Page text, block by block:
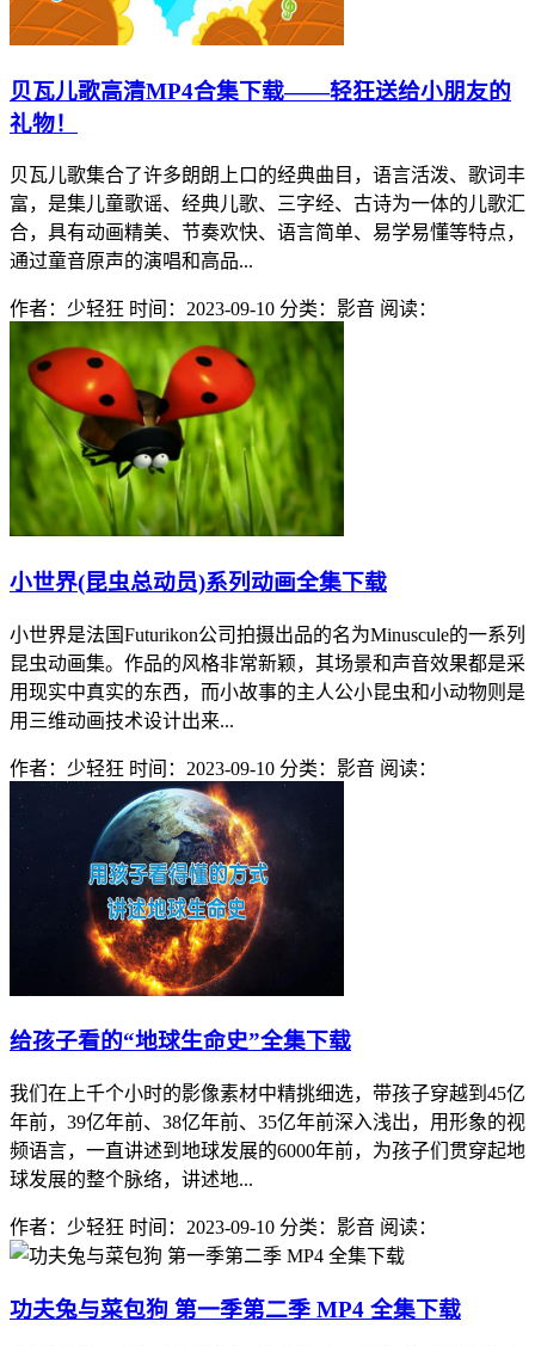
贝瓦儿歌高清MP4合集下载——轻狂送给小朋友的
礼物！
贝瓦儿歌集合了许多朗朗上口的经典曲目，语言活泼、歌词丰
富，是集儿童歌谣、经典儿歌、三字经、古诗为一体的儿歌汇
合，具有动画精美、节奏欢快、语言简单、易学易懂等特点，
通过童音原声的演唱和高品...
作者：少轻狂 时间：2023-09-10 分类：影音 阅读：
小世界(昆虫总动员)系列动画全集下载
小世界是法国Futurikon公司拍摄出品的名为Minuscule的一系列
昆虫动画集。作品的风格非常新颖，其场景和声音效果都是采
用现实中真实的东西，而小故事的主人公小昆虫和小动物则是
用三维动画技术设计出来...
作者：少轻狂 时间：2023-09-10 分类：影音 阅读：
给孩子看的“地球生命史”全集下载
我们在上千个小时的影像素材中精挑细选，带孩子穿越到45亿
年前，39亿年前、38亿年前、35亿年前深入浅出，用形象的视
频语言，一直讲述到地球发展的6000年前，为孩子们贯穿起地
球发展的整个脉络，讲述地...
作者：少轻狂 时间：2023-09-10 分类：影音 阅读：
功夫兔与菜包狗 第一季第二季 MP4 全集下载